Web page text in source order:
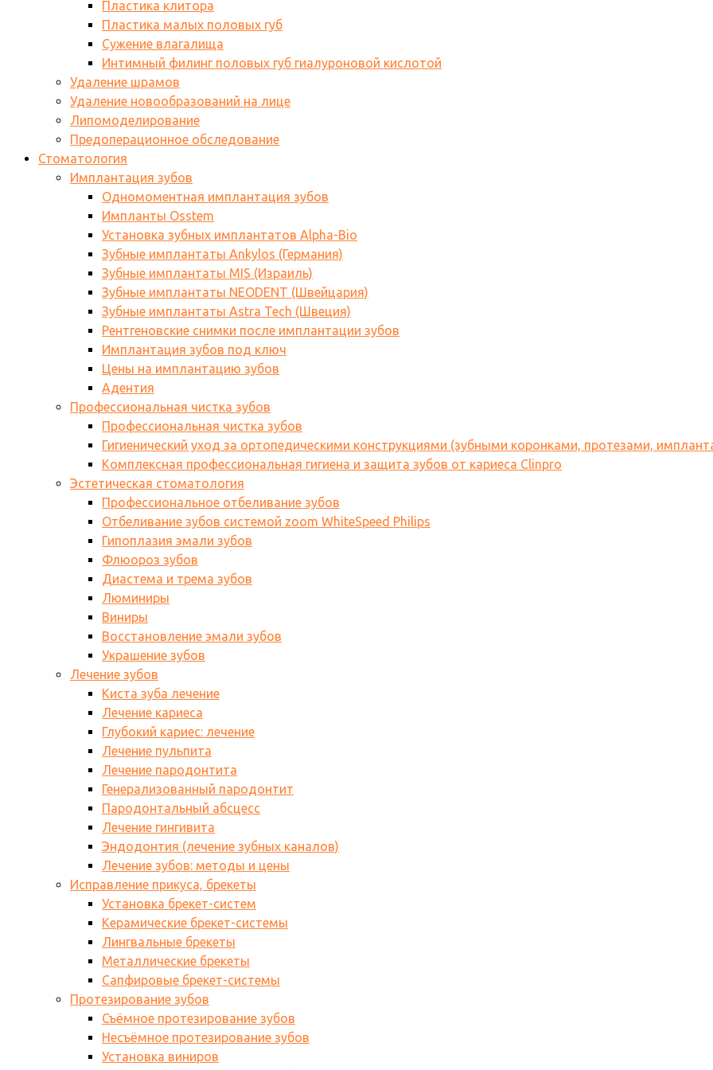
Пластика клитора
Пластика малых половых губ
Сужение влагалища
Интимный филинг половых губ гиалуроновой кислотой
Удаление шрамов
Удаление новообразований на лице
Липомоделирование
Предоперационное обследование
Стоматология
Имплантация зубов
Одномоментная имплантация зубов
Импланты Osstem
Установка зубных имплантатов Alpha-Bio
Зубные имплантаты Ankylos (Германия)
Зубные имплантаты MIS (Израиль)
Зубные имплантаты NEODENT (Швейцария)
Зубные имплантаты Astra Tech (Швеция)
Рентгеновские снимки после имплантации зубов
Имплантация зубов под ключ
Цены на имплантацию зубов
Адентия
Профессиональная чистка зубов
Профессиональная чистка зубов
Гигиенический уход за ортопедическими конструкциями (зубными коронками, протезами,
Комплексная профессиональная гигиена и защита зубов от кариеса Clinpro
Эстетическая стоматология
Профессиональное отбеливание зубов
Отбеливание зубов системой zoom WhiteSpeed Philips
Гипоплазия эмали зубов
Флюороз зубов
Диастема и трема зубов
Люминиры
Виниры
Восстановление эмали зубов
Украшение зубов
Лечение зубов
Киста зуба лечение
Лечение кариеса
Глубокий кариес: лечение
Лечение пульпита
Лечение пародонтита
Генерализованный пародонтит
Пародонтальный абсцесс
Лечение гингивита
Эндодонтия (лечение зубных каналов)
Лечение зубов: методы и цены
Исправление прикуса, брекеты
Установка брекет-систем
Керамические брекет-системы
Лингвальные брекеты
Металлические брекеты
Сапфировые брекет-системы
Протезирование зубов
Съёмное протезирование зубов
Несъёмное протезирование зубов
Установка виниров